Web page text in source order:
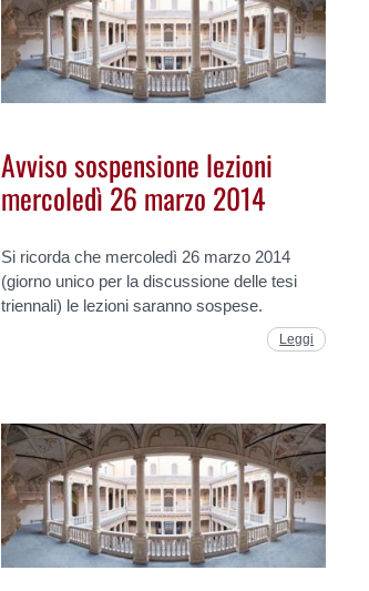
Avviso sospensione lezioni
mercoledì 26 marzo 2014
Si ricorda che mercoledì 26 marzo 2014
(giorno unico per la discussione delle tesi
triennali) le lezioni saranno sospese.
Leggi